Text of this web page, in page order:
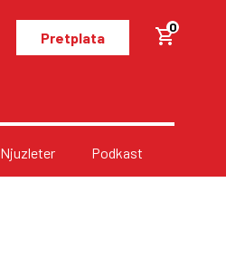
Pretplata
0
Njuzleter Podkast